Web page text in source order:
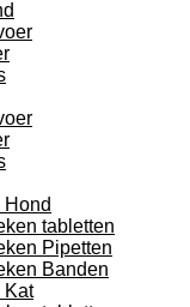
tabletten
Pipetten
Banden
Kat